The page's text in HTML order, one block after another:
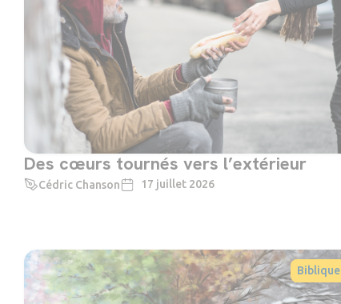
Des cœurs tournés vers l’extérieur
Cédric Chanson 17 juillet 2026
Biblique